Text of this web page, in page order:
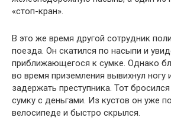
«стоп-кран».
В это же время другой сотрудник
поезда. Он скатился по насыпи и
приближающегося к сумке. Однако
во время приземления вывихнул ногу
задержать преступника. Тот
сумку с деньгами. Из кустов он уже
велосипеде и быстро скрылся.